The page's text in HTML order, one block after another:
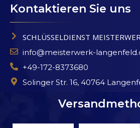
Kontaktieren Sie uns
SCHLÜSSELDIENST
info@meisterwerk-
+49-172-8373680
Solinger Str. 16, 40764